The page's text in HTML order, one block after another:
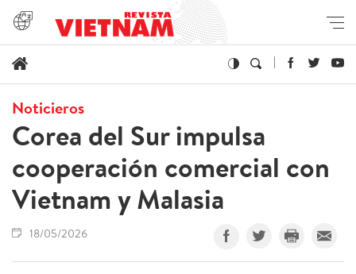
Noticieros
Corea del Sur impulsa
cooperación comercial con
Vietnam y Malasia
18/05/2026